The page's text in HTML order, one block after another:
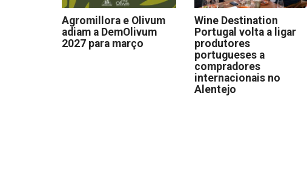
Agromillora e Olivum
adiam a DemOlivum
2027 para março
Wine Destination
Portugal volta a ligar
produtores
portugueses a
compradores
internacionais no
Alentejo